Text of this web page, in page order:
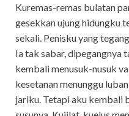
Kuremas-remas bulatan
gesekkan ujung hidungku
sekali. Penisku yang
Ia tak sabar, dipegangnya
kembali menusuk-nusuk
kesetanan menunggu
jariku. Tetapi aku kembali